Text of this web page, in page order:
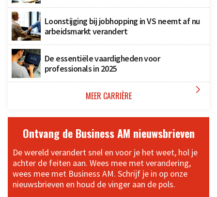
Loonstijging bij jobhopping in VS neemt af nu
arbeidsmarkt verandert
De essentiële vaardigheden voor
professionals in 2025
MEER CARRIÈRE 
Ontvang de Business AM nieuwsbrieven
De wereld verandert snel en voor je het weet, hol je
achter de feiten aan. Wees mee met verandering,
wees mee met Business AM. Schrijf je in op onze
nieuwsbrieven en houd de vinger aan de pols.